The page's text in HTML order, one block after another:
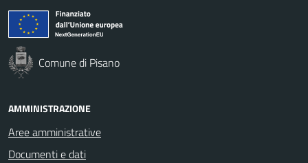
Comune di Pisano
AMMINISTRAZIONE
Aree amministrative
Documenti e dati